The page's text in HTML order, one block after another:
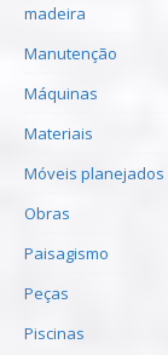
madeira
Manutenção
Máquinas
Materiais
Móveis planejados
Obras
Paisagismo
Peças
Piscinas